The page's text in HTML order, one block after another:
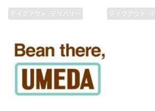
テイクアウト デリバリー テイクアウト